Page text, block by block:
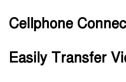
Cellphone
Easily Transfer